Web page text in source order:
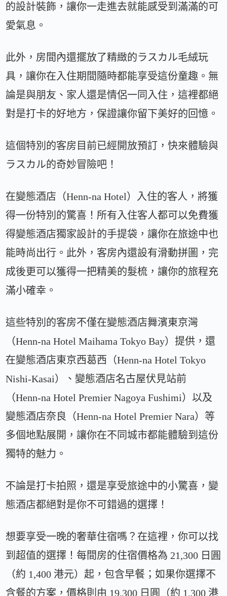
的設計裝飾，讓你一走進去就能感受到滿滿的可
愛氣息。
此外，房間內還擺放了精緻的ラスカル毛絨玩
具，讓你在入住期間隨時都能享受這份童趣。無
論是與朋友、家人還是情侶一同入住，這裡都絕
對是打卡的好地方，保證讓你留下美好的回憶。
這個特別的客房目前已經開放預訂，快來體驗與
ラスカル的奇妙冒險吧！
在變態酒店（Henn-na Hotel）入住的客人，將獲
得一份特別的驚喜！所有入住客人都可以免費獲
得變態酒店獨家設計的手提袋，讓你在旅途中也
能時尚出行。此外，客房內還設有滑動拼圖，完
成後更可以獲得一把精美的髮梳，讓你的旅程充
滿小確幸。
這些特別的客房不僅在變態酒店舞濱東京灣
（Henn-na Hotel Maihama Tokyo Bay）提供，還
在變態酒店東京西葛西（Henn-na Hotel Tokyo
Nishi-Kasai）、變態酒店名古屋伏見站前
（Henn-na Hotel Premier Nagoya Fushimi）以及
變態酒店奈良（Henn-na Hotel Premier Nara）等
多個地點展開，讓你在不同城市都能體驗到這份
獨特的魅力。
不論是打卡拍照，還是享受旅途中的小驚喜，變
態酒店都絕對是你不可錯過的選擇！
想要享受一晚的奢華住宿嗎？在這裡，你可以找
到超值的選擇！每間房的住宿價格為 21,300 日圓
（約 1,400 港元）起，包含早餐；如果你選擇不
含餐的方案，價格則由 19,300 日圓（約 1,300 港